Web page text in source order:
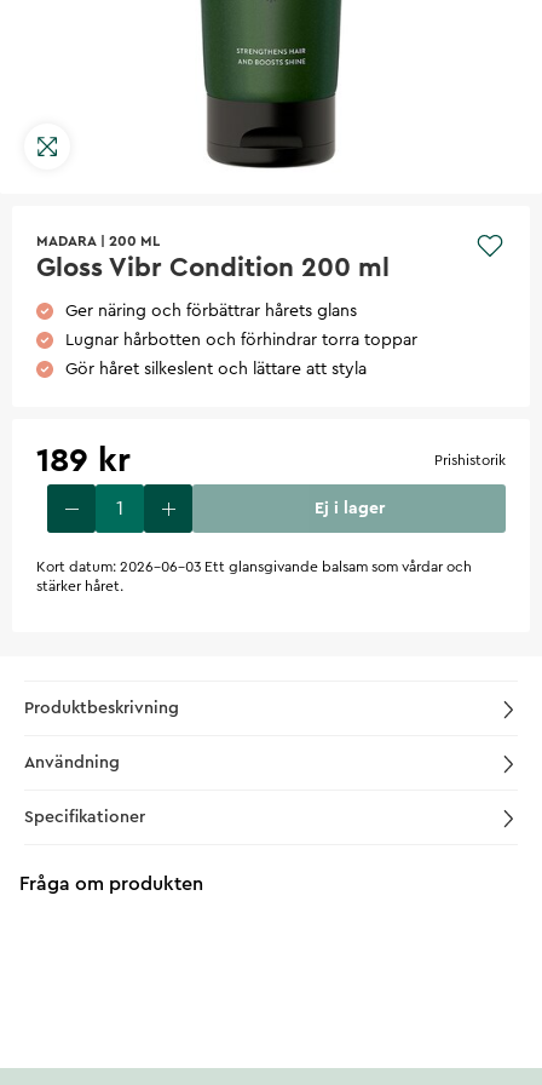
MADARA 200 ML
Gloss Vibr Condition 200 ml
Ger näring och förbättrar hårets glans
Lugnar hårbotten och förhindrar torra toppar
Gör håret silkeslent och lättare att styla
189 kr Prishistorik
Ej i lager
Kort datum: 2026-06-03 Ett glansgivande balsam som vårdar och
stärker håret.
Produktbeskrivning
Användning
Specifikationer
Fråga om produkten